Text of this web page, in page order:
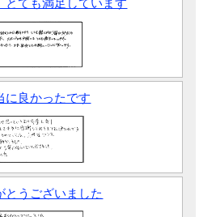
とても満足しています
に良かったです
とうございました